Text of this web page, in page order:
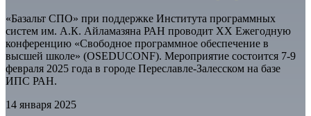
«Базальт СПО» при поддержке Института программных
систем им. А.К. Айламазяна РАН проводит XX Ежегодную
конференцию «Свободное программное обеспечение в
высшей школе» (OSEDUCONF). Мероприятие состоится 7-9
февраля 2025 года в городе Переславле-Залесском на базе
ИПС РАН.
14 января 2025